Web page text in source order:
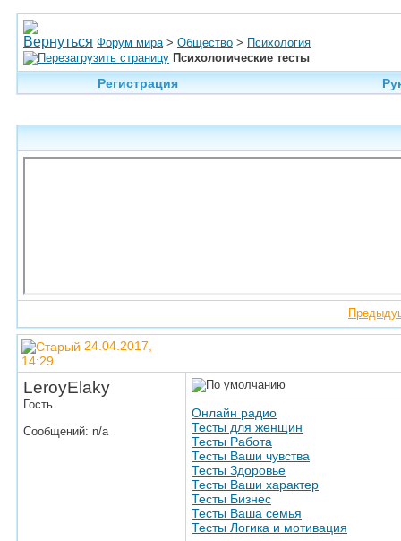
Форум мира > Общество > Психология
Психологические тесты
Регистрация
24.04.2017,
14:29
LeroyElaky
Гость
Сообщений: n/a
Онлайн радио
Тесты для женщин
Тесты Работа
Тесты Ваши чувства
Тесты Здоровье
Тесты Ваши характер
Тесты Бизнес
Тесты Ваша семья
Тесты Логика и мотивация